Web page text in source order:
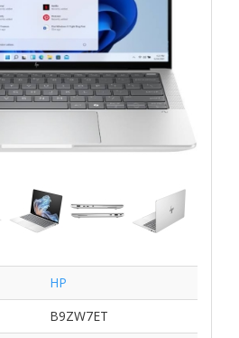
HP
B9ZW7ET